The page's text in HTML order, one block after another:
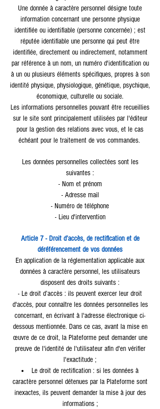
Une donnée à caractère personnel désigne toute
information concernant une personne physique
identifiée ou identifiable (personne concernée) ; est
réputée identifiable une personne qui peut être
identifiée, directement ou indirectement, notamment
par référence à un nom, un numéro d'identification ou
à un ou plusieurs éléments spécifiques, propres à son
identité physique, physiologique, génétique, psychique,
économique, culturelle ou sociale.
Les informations personnelles pouvant être recueillies
sur le site sont principalement utilisées par l'éditeur
pour la gestion des relations avec vous, et le cas
échéant pour le traitement de vos commandes.
Les données personnelles collectées sont les
suivantes :
- Nom et prénom
- Adresse mail
- Numéro de téléphone
- Lieu d'intervention
Article 7 - Droit d’accès, de rectification et de
déréférencement de vos données
En application de la réglementation applicable aux
données à caractère personnel, les utilisateurs
disposent des droits suivants :
- Le droit d’accès : ils peuvent exercer leur droit
d'accès, pour connaître les données personnelles les
concernant, en écrivant à l'adresse électronique ci-
dessous mentionnée. Dans ce cas, avant la mise en
œuvre de ce droit, la Plateforme peut demander une
preuve de l'identité de l'utilisateur afin d'en vérifier
l'exactitude ;
Le droit de rectification : si les données à
caractère personnel détenues par la Plateforme sont
inexactes, ils peuvent demander la mise à jour des
informations ;